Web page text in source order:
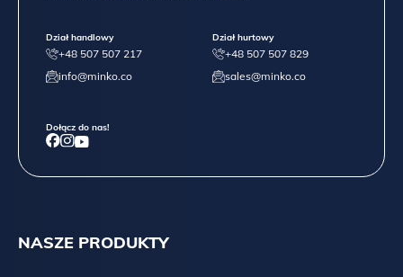
NASZE PRODUKTY
Dział handlowy
+48 507 507 217
info@minko.co
Dział hurtowy
+48 507 507 829
sales@minko.co
Dołącz do nas!